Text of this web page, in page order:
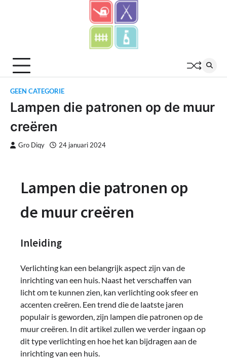
GEEN CATEGORIE
Lampen die patronen op de muur
creëren
Gro Diqy 24 januari 2024
Lampen die patronen op
de muur creëren
Inleiding
Verlichting kan een belangrijk aspect zijn van de
inrichting van een huis. Naast het verschaffen van
licht om te kunnen zien, kan verlichting ook sfeer en
accenten creëren. Een trend die de laatste jaren
populair is geworden, zijn lampen die patronen op de
muur creëren. In dit artikel zullen we verder ingaan op
dit type verlichting en hoe het kan bijdragen aan de
inrichting van een huis.